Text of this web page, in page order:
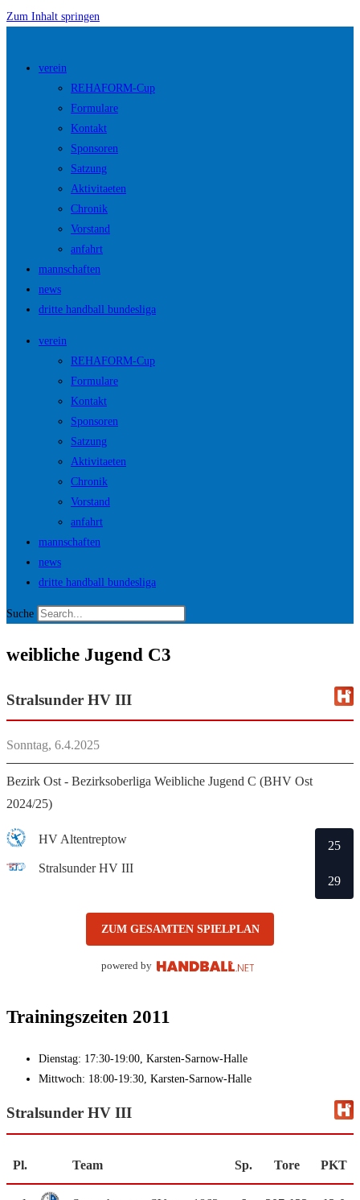
Zum Inhalt springen
verein
REHAFORM-Cup
Formulare
Kontakt
Sponsoren
Satzung
Aktivitaeten
Chronik
Vorstand
anfahrt
mannschaften
news
dritte handball bundesliga
verein
REHAFORM-Cup
Formulare
Kontakt
Sponsoren
Satzung
Aktivitaeten
Chronik
Vorstand
anfahrt
mannschaften
news
dritte handball bundesliga
Suche
weibliche Jugend C3
Stralsunder HV III
Sonntag, 6.4.2025
Bezirk Ost - Bezirksoberliga Weibliche Jugend C (BHV Ost
2024/25)
HV Altentreptow
Stralsunder HV III
25
29
ZUM GESAMTEN SPIELPLAN
powered by
Trainingszeiten 2011
Dienstag: 17:30-19:00, Karsten-Sarnow-Halle
Mittwoch: 18:00-19:30, Karsten-Sarnow-Halle
Stralsunder HV III
Pl. Team Sp. Tore PKT